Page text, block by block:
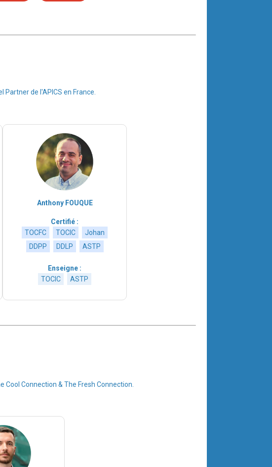
Partner de l'APICS en France.
Anthony FOUQUE
Certifié :
TOCFC
TOCIC
Johan
DDPP
DDLP ASTP
Enseigne :
TOCIC
ASTP
Connection & The Fresh Connection.